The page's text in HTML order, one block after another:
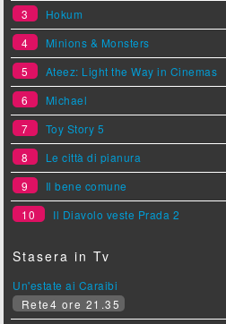
3
Hokum
4
Minions & Monsters
5
Ateez: Light the Way in Cinemas
6
Michael
7
Toy Story 5
8
Le città di pianura
9
Il bene comune
10
Il Diavolo veste Prada 2
Stasera in Tv
Un'estate ai Caraibi
Rete4 ore 21.35